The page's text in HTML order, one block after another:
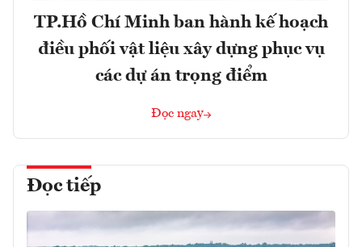
TP.Hồ Chí Minh ban hành kế hoạch
điều phối vật liệu xây dựng phục vụ
các dự án trọng điểm
Đọc ngay
Đọc tiếp